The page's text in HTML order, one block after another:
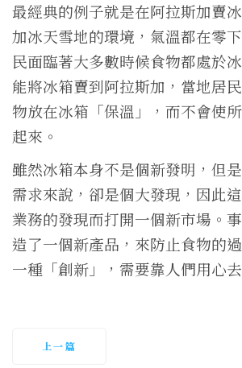
最經典的例子就是在阿拉斯加賣
加冰天雪地的環境，氣溫都在零
民面臨著大多數時候食物都處於
能將冰箱賣到阿拉斯加，當地居
物放在冰箱「保溫」，而不會使
起來。
雖然冰箱本身不是個新發明，但
需求來說，卻是個大發現，因此
業務的發現而打開一個新市場。
造了一個新產品，來防止食物的
一種「創新」，需要靠人們用心去
上一篇